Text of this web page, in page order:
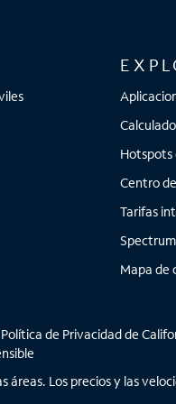
Hotspots
Centro
Tarifas
Mapa de
Política de Privacidad de
Los precios y las